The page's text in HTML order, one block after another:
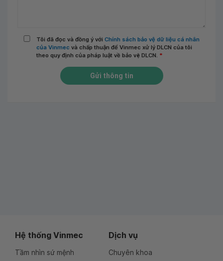
Tôi đã đọc và đồng ý với Chính sách bảo vệ dữ liệu cá nhân
của Vinmec và chấp thuận để Vinmec xử lý DLCN của tôi
theo quy định của pháp luật về bảo vệ DLCN. *
Gửi thông tin
Hệ thống Vinmec
Tầm nhìn sứ mệnh
Dịch vụ
Chuyên khoa